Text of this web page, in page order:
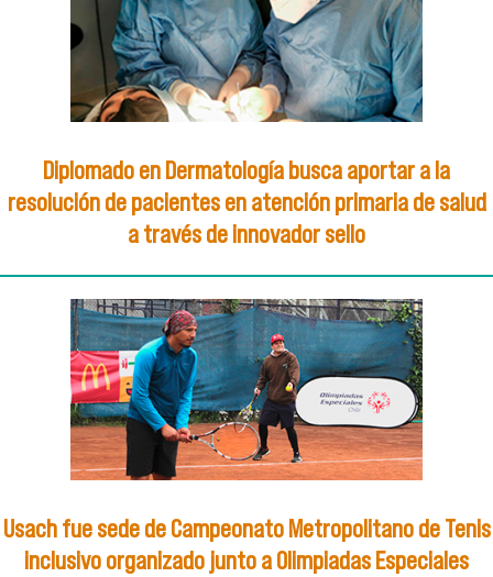
Diplomado en Dermatología busca aportar a la
resolución de pacientes en atención primaria de salud
a través de innovador sello
Usach fue sede de Campeonato Metropolitano de Tenis
inclusivo organizado junto a Olimpiadas Especiales